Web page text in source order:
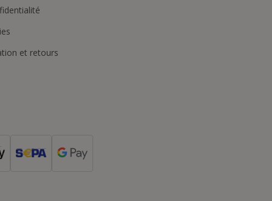
et retours